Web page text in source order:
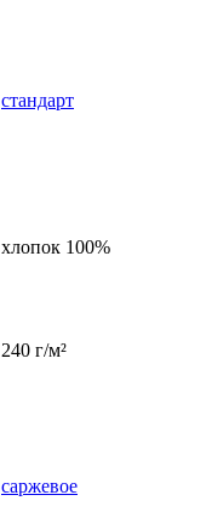
стандарт
хлопок 100%
240 г/м²
саржевое